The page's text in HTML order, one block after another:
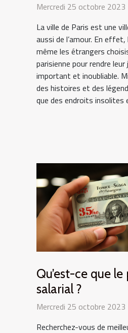
Mercredi 25 octobre 2023
La ville de Paris est une
aussi de l’amour. En
même les étrangers
parisienne pour rendre
important et inoubliable.
des histoires et des
que des endroits insolites
Qu’est-ce que
salarial ?
Mercredi 25 octobre 2023
Recherchez-vous de